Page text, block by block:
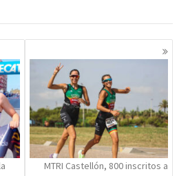
MTRI Castellón, 800 inscritos a